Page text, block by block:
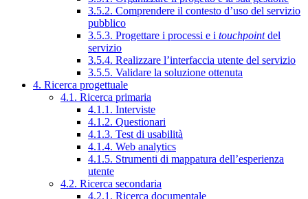
3.5.2. Comprendere il contesto d’uso del servizio
pubblico
3.5.3. Progettare i processi e i touchpointdel
servizio
3.5.4. Realizzare l’interfaccia utente del servizio
3.5.5. Validare la soluzione ottenuta
4. Ricerca progettuale
4.1. Ricerca primaria
4.1.1. Interviste
4.1.2. Questionari
4.1.3. Test di usabilità
4.1.4. Web analytics
4.1.5. Strumenti di mappatura dell’esperienza
utente
4.2. Ricerca secondaria
4.2.1. Ricerca documentale